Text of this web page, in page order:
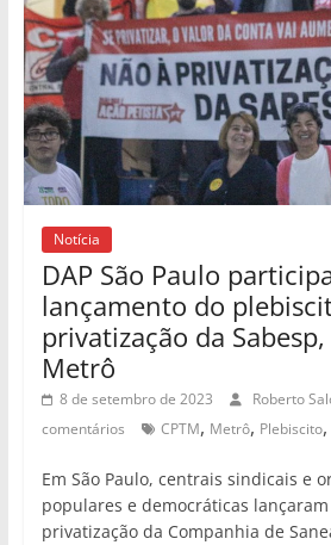
Notícia
DAP São Paulo
lançamento do
privatização da Sabesp,
Metrô
8 de setembro de 2023 Roberto
comentários
CPTM, Metrô, Plebiscito,
Em São Paulo, centrais sindicais e
populares e democráticas
privatização da Companhia de